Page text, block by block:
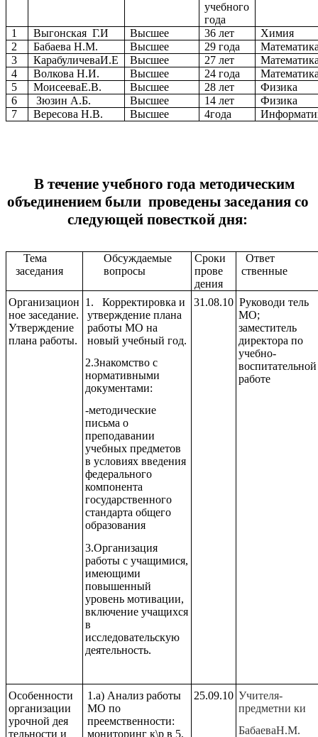
учебного
года
1 Выгонская Г.И Высшее 36 лет
Химия
2
Бабаева Н.М. Высшее 29 года
3
КарабуличеваИ.Е Высшее 27 лет
4
Волкова Н.И. Высшее 24 года
5
МоисееваЕ.В. Высшее 28 лет
Физика
6
Зюзин А.Б. Высшее 14 лет
Физика
7
Вересова Н.В. Высшее 4года
В течение учебного года методическим
объединением были проведены заседания со
следующей повесткой дня:
Тема
заседания
Обсуждаемые
вопросы
Сроки
прове
дения
Ответ
ственные
Организацион
ное заседание.
Утверждение
плана работы.
1.
Корректировка и
утверждение плана
работы МО на
новый учебный год.
2.Знакомство с
нормативными
документами:
-методические
письма о
преподавании
учебных предметов
в условиях введения
федерального
компонента
государственного
стандарта общего
образования
3.Организация
работы с учащимися,
имеющими
повышенный
уровень мотивации,
включение учащихся
в
исследовательскую
деятельность.
31.08.10 Руководи тель
МО;
заместитель
директора по
учебно-
воспитательной
работе
Особенности
организации
урочной дея
тельности и
1.а) Анализ работы
МО по
преемственности:
мониторинг к\р в 5,
25.09.10 Учителя-
предметни ки
БабаеваН.М.